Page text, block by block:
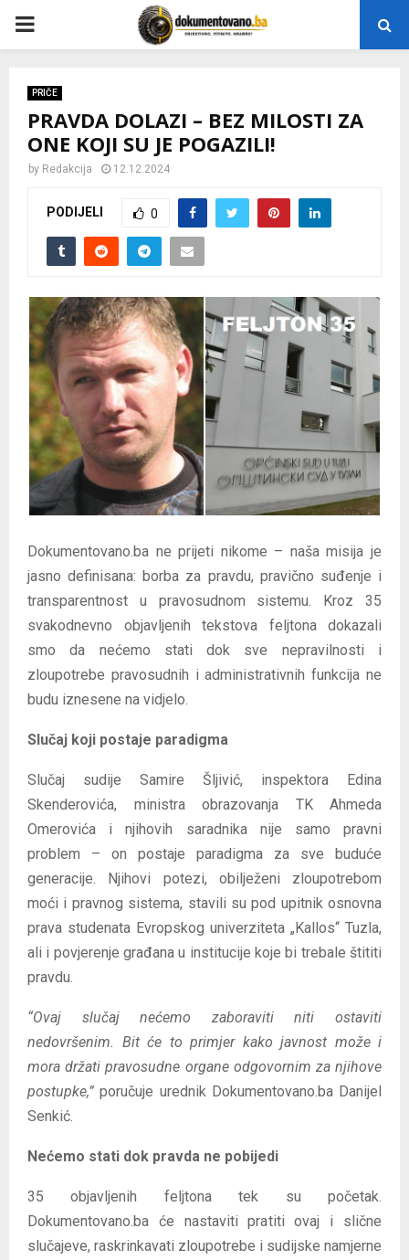
P
M
M
N
U
PRIČE
PRAVDA DOLAZI – BEZ MILOSTI ZA
ONE KOJI SU JE POGAZILI!
by Redakcija 12.12.2024
PODIJELI 0
Dokumentovano.ba ne prijeti nikome – naša misija je
jasno definisana: borba za pravdu, pravično suđenje i
transparentnost u pravosudnom sistemu. Kroz 35
svakodnevno objavljenih tekstova feljtona dokazali
smo da nećemo stati dok sve nepravilnosti i
zloupotrebe pravosudnih i administrativnih funkcija ne
budu iznesene na vidjelo.
Slučaj koji postaje paradigma
Slučaj sudije Samire Šljivić, inspektora Edina
Skenderovića, ministra obrazovanja TK Ahmeda
Omerovića i njihovih saradnika nije samo pravni
problem – on postaje paradigma za sve buduće
generacije. Njihovi potezi, obilježeni zloupotrebom
moći i pravnog sistema, stavili su pod upitnik osnovna
prava studenata Evropskog univerziteta „Kallos“ Tuzla,
ali i povjerenje građana u institucije koje bi trebale štititi
pravdu.
“Ovaj slučaj nećemo zaboraviti niti ostaviti
nedovršenim. Bit će to primjer kako javnost može i
mora držati pravosudne organe odgovornim za njihove
postupke,” poručuje urednik Dokumentovano.ba Danijel
Senkić.
Nećemo stati dok pravda ne pobijedi
35 objavljenih feljtona tek su početak.
Dokumentovano.ba će nastaviti pratiti ovaj i slične
slučajeve, raskrinkavati zloupotrebe i sudijske namjerne